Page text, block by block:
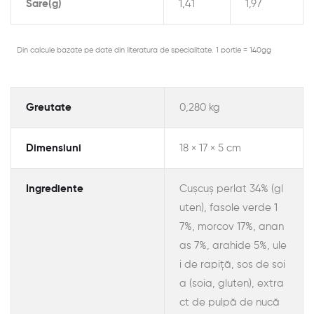
Sare(g) 1,41 1,97
Din calcule bazate pe date din literatura de specialitate. 1 portie = 140gg
Greutate 0,280 kg
Dimensiuni 18 × 17 × 5 cm
Ingrediente
Cușcuș perlat 34% (gl
uten), fasole verde 1
7%, morcov 17%, anan
as 7%, arahide 5%, ule
i de rapiță, sos de soi
a (soia, gluten), extra
ct de pulpă de nucă